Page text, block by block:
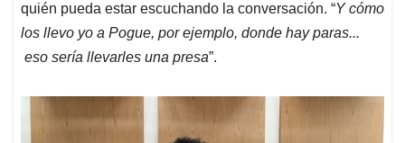
quién pueda estar escuchando la conversación. “Y cómo
los llevo yo a Pogue, por ejemplo, donde hay paras...
eso sería llevarles una presa”.